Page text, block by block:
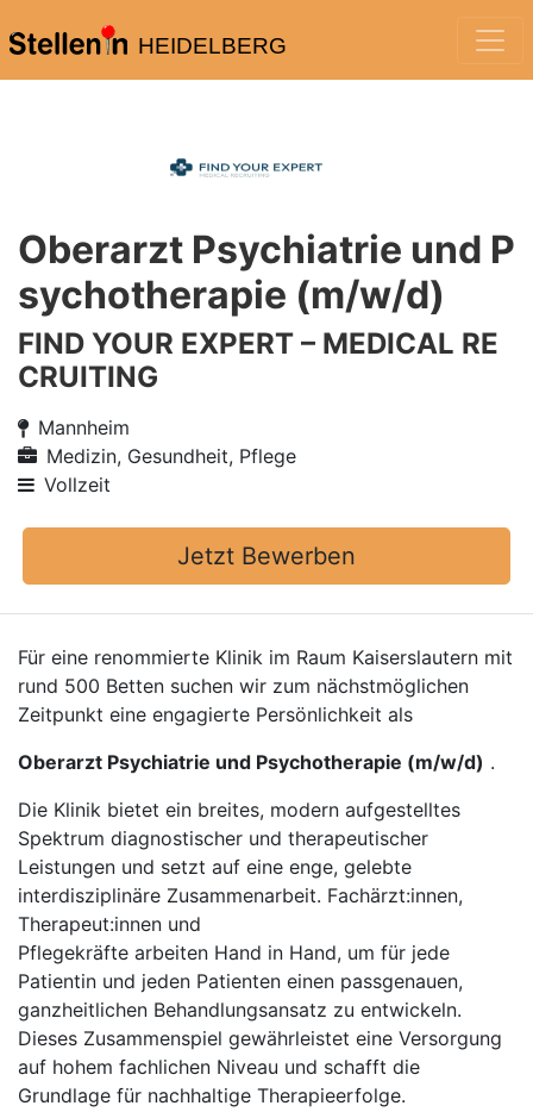
HEIDELBERG
Oberarzt Psychiatrie und P
sychotherapie (m/w/d)
FIND YOUR EXPERT – MEDICAL RE
CRUITING
Mannheim
Medizin, Gesundheit, Pflege
Vollzeit
Jetzt Bewerben
Für eine renommierte Klinik im Raum Kaiserslautern mit
rund 500 Betten suchen wir zum nächstmöglichen
Zeitpunkt eine engagierte Persönlichkeit als
Oberarzt Psychiatrie und Psychotherapie (m/w/d) .
Die Klinik bietet ein breites, modern aufgestelltes
Spektrum diagnostischer und therapeutischer
Leistungen und setzt auf eine enge, gelebte
interdisziplinäre Zusammenarbeit. Fachärzt:innen,
Therapeut:innen und
Pflegekräfte arbeiten Hand in Hand, um für jede
Patientin und jeden Patienten einen passgenauen,
ganzheitlichen Behandlungsansatz zu entwickeln.
Dieses Zusammenspiel gewährleistet eine Versorgung
auf hohem fachlichen Niveau und schafft die
Grundlage für nachhaltige Therapieerfolge.